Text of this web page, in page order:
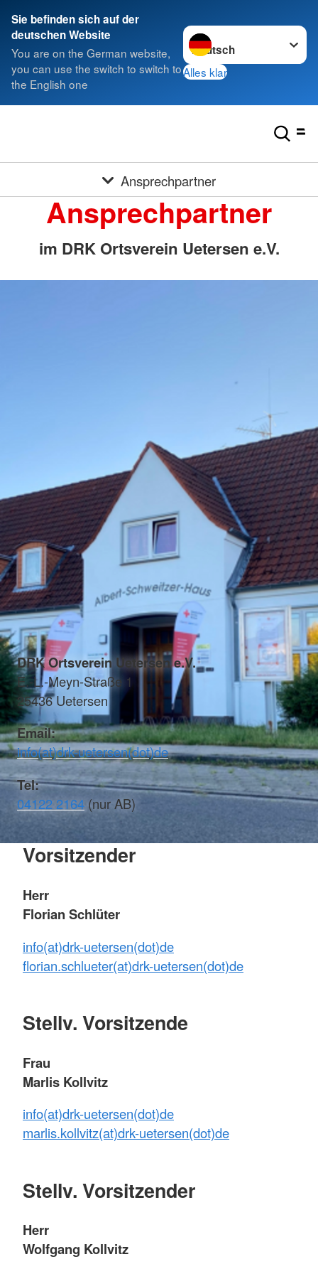
Sie befinden sich auf der
deutschen Website
You are on the German website,
you can use the switch to switch to
the English one
Sprache wechseln zu
Alles klar
Ansprechpartner
Ansprechpartner
im DRK Ortsverein Uetersen e.V.
DRK Ortsverein Uetersen e.V.
E.-L.-Meyn-Straße 1
25436 Uetersen
Email:
info(at)drk-uetersen(dot)de
Tel:
04122 2164 (nur AB)
Vorsitzender
Herr
Florian Schlüter
info(at)drk-uetersen(dot)de
florian.schlueter(at)drk-uetersen(dot)de
Stellv. Vorsitzende
Frau
Marlis Kollvitz
info(at)drk-uetersen(dot)de
marlis.kollvitz(at)drk-uetersen(dot)de
Stellv. Vorsitzender
Herr
Wolfgang Kollvitz